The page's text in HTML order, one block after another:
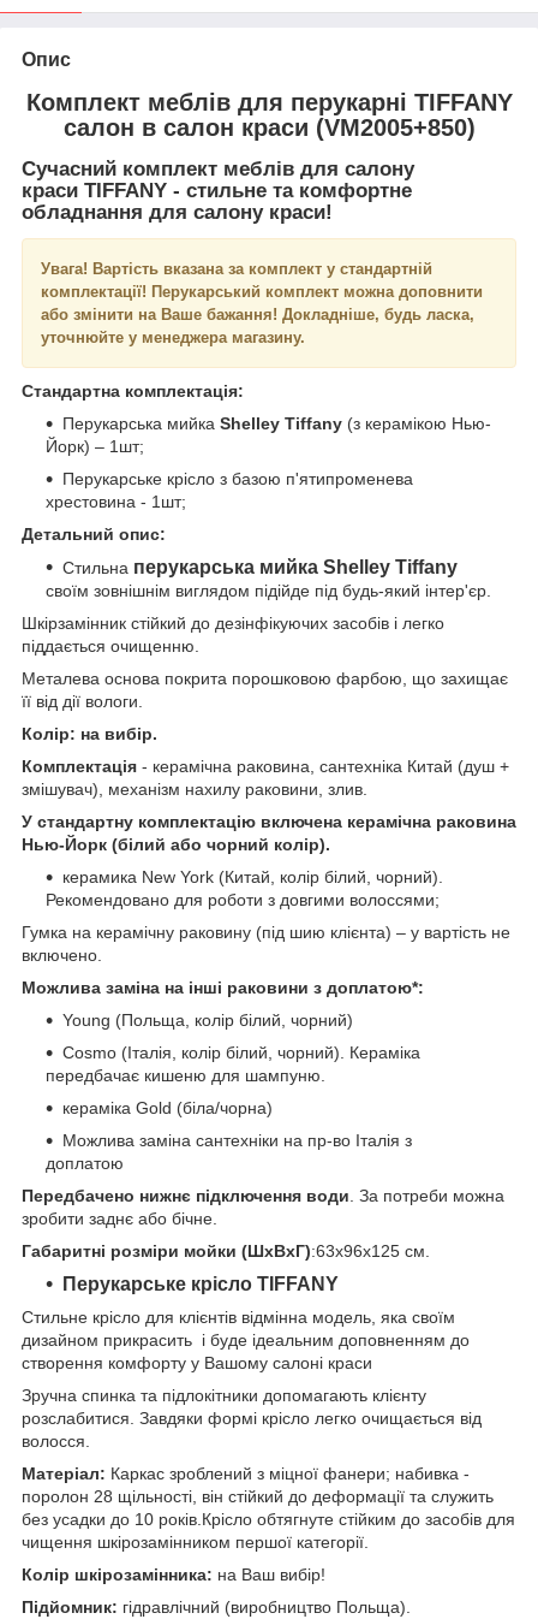
Опис
Комплект меблів для перукарні TIFFANY
салон в салон краси (VM2005+850)
Сучасний комплект меблів для салону
краси TIFFANY - стильне та комфортне
обладнання для салону краси!
Увага! Вартість вказана за комплект у стандартній
комплектації! Перукарський комплект можна доповнити
або змінити на Ваше бажання! Докладніше, будь ласка,
уточнюйте у менеджера магазину.
Стандартна комплектація:
Перукарська мийка Shelley Tiffany (з керамікою Нью-
Йорк) – 1шт;
Перукарське крісло з базою п'ятипроменева
хрестовина - 1шт;
Детальний опис:
Стильна перукарська мийка Shelley Tiffany
своїм зовнішнім виглядом підійде під будь-який інтер'єр.
Шкірзамінник стійкий до дезінфікуючих засобів і легко
піддається очищенню.
Металева основа покрита порошковою фарбою, що захищає
її від дії вологи.
Колір: на вибір.
Комплектація - керамічна раковина, сантехніка Китай (душ +
змішувач), механізм нахилу раковини, злив.
У стандартну комплектацію включена керамічна раковина
Нью-Йорк (білий або чорний колір).
керамика New York (Китай, колір білий, чорний).
Рекомендовано для роботи з довгими волоссями;
Гумка на керамічну раковину (під шию клієнта) – у вартість не
включено.
Можлива заміна на інші раковини з доплатою*:
Young (Польща, колір білий, чорний)
Cosmo (Італія, колір білий, чорний). Кераміка
передбачає кишеню для шампуню.
кераміка Gold (біла/чорна)
Можлива заміна сантехніки на пр-во Італія з
доплатою
Передбачено нижнє підключення води. За потреби можна
зробити заднє або бічне.
Габаритні розміри мойки (ШхВхГ):63х96х125 см.
Перукарське крісло TIFFANY
Стильне крісло для клієнтів відмінна модель, яка своїм
дизайном прикрасить і буде ідеальним доповненням до
створення комфорту у Вашому салоні краси
Зручна спинка та підлокітники допомагають клієнту
розслабитися. Завдяки формі крісло легко очищається від
волосся.
Матеріал: Каркас зроблений з міцної фанери; набивка -
поролон 28 щільності, він стійкий до деформації та служить
без усадки до 10 років.Крісло обтягнуте стійким до засобів для
чищення шкірозамінником першої категорії.
Колір шкірозамінника: на Ваш вибір!
Підйомник: гідравлічний (виробництво Польща).